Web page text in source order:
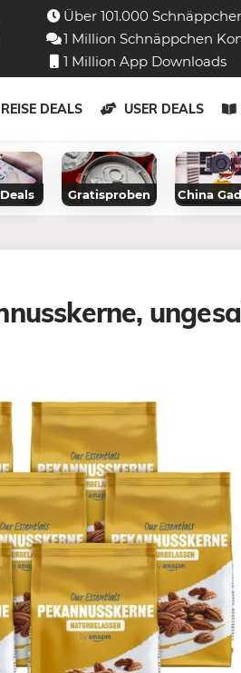
Über 101.000
1 Million Schnäppchen
1 Million App Downloads
REISE DEALS USER DEALS
Gratisproben China